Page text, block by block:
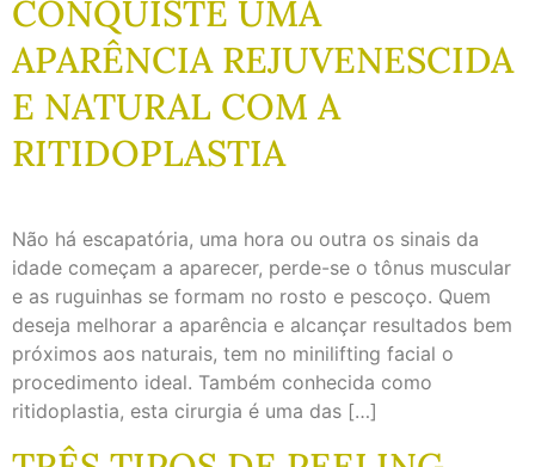
CONQUISTE UMA
APARÊNCIA REJUVENESCIDA
E NATURAL COM A
RITIDOPLASTIA
Não há escapatória, uma hora ou outra os sinais da
idade começam a aparecer, perde-se o tônus muscular
e as ruguinhas se formam no rosto e pescoço. Quem
deseja melhorar a aparência e alcançar resultados bem
próximos aos naturais, tem no minilifting facial o
procedimento ideal. Também conhecida como
ritidoplastia, esta cirurgia é uma das […]